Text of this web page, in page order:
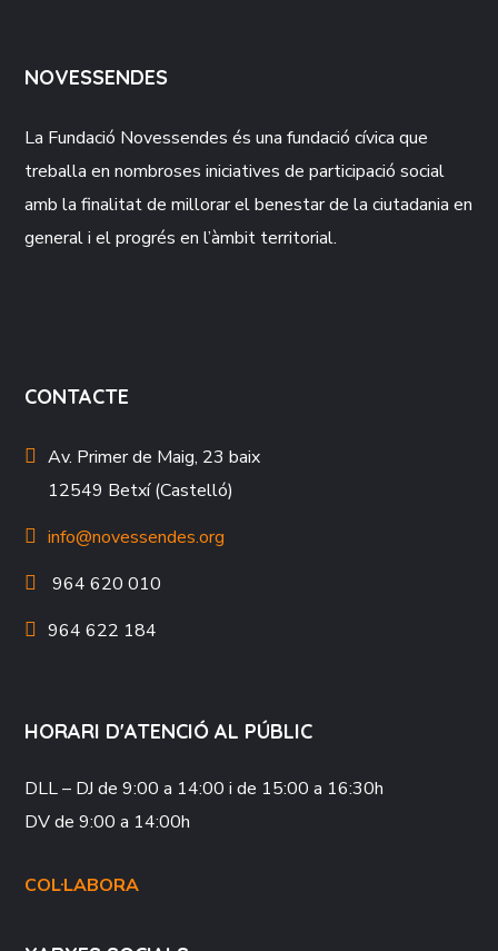
NOVESSENDES
La Fundació Novessendes és una fundació cívica que
treballa en nombroses iniciatives de participació social
amb la finalitat de millorar el benestar de la ciutadania en
general i el progrés en l’àmbit territorial.
CONTACTE
Av. Primer de Maig, 23 baix
12549 Betxí (Castelló)
info@novessendes.org
964 620 010
964 622 184
HORARI D'ATENCIÓ AL PÚBLIC
DLL – DJde 9:00 a 14:00 i de 15:00 a 16:30h
DVde 9:00 a 14:00h
COL·LABORA